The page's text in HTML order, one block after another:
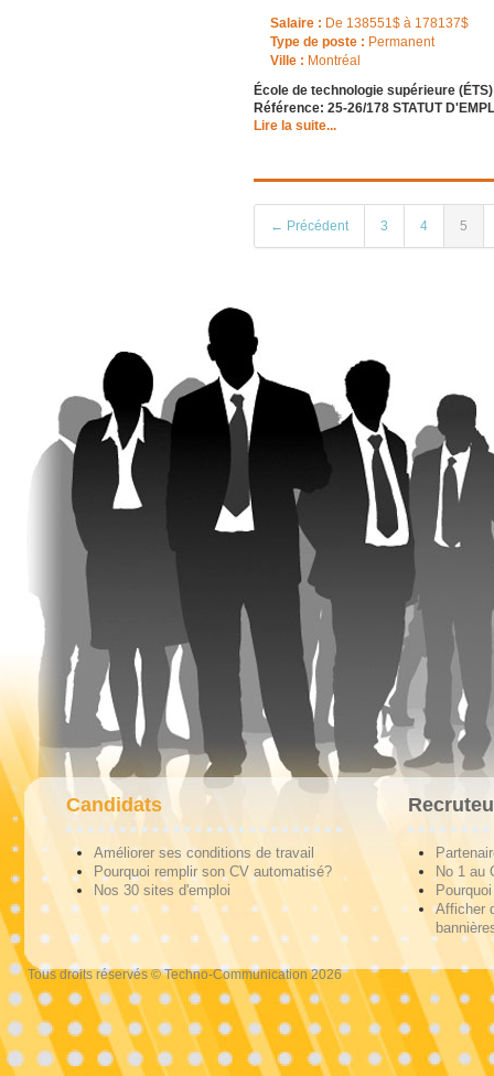
Salaire : De 138551$ à 178137$
Type de poste : Permanent
Ville : Montréal
École de technologie supérieure
Référence: 25-26/178 STATUT
Lire la suite...
← Précédent 3 4 5
Candidats
Améliorer ses conditions de travail
Pourquoi remplir son CV automatisé?
Nos 30 sites d'emploi
No 1 au
Afficher
Tous droits réservés © Techno-Communication 2026